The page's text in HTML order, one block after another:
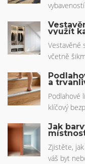
byste měli
využít
Vestavěné
včetně
malé byty.
a
Podlahové
klíčový
vyhnout se
Jak
Zjistěte,
váš byt